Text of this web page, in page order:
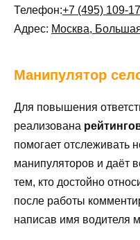
Телефон:+7 (495) 109-
Адрес: Москва,
Манипулятор
Для повышения
реализована
помогает отслеживать
манипуляторов и даёт
тем, кто достойно
после работы
написав имя водителя